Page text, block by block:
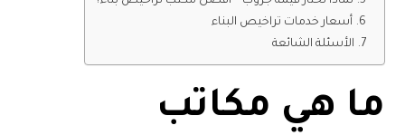
أسعار خدمات تراخيص البناء
الأسئلة الشائعة
ما هي مكاتب